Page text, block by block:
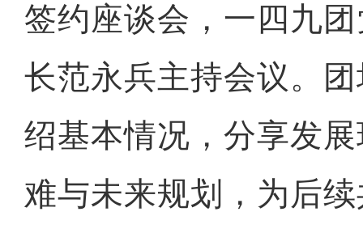
签约座谈会，一四九
长范永兵主持会议。
绍基本情况，分享发
难与未来规划，为后